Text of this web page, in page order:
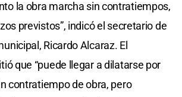
la obra marcha sin contratiempos,
previstos”, indicó el secretario de
Ricardo Alcaraz. El
que “puede llegar a dilatarse por
contratiempo de obra, pero